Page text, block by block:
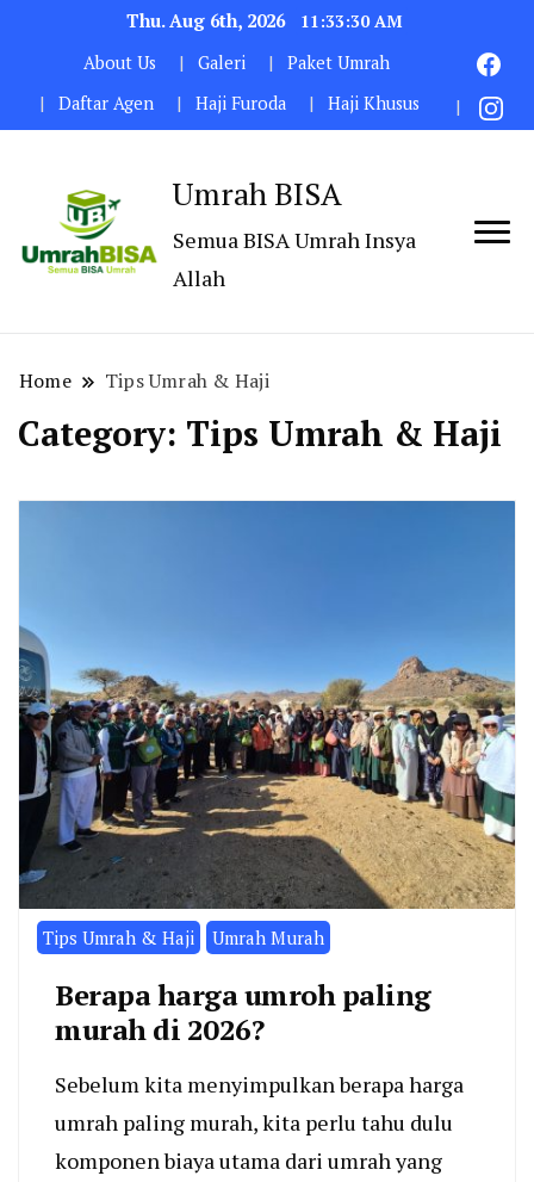
Thu. Aug 6th, 2026
11:33:32 AM
About Us
Galeri
Paket Umrah
Daftar Agen
Haji Furoda Haji Khusus
Umrah BISA
Semua BISA Umrah Insya
Allah
Home Tips Umrah & Haji
Category: Tips Umrah & Haji
Tips Umrah & Haji Umrah Murah
Berapa harga umroh paling
murah di 2026?
Sebelum kita menyimpulkan berapa harga
umrah paling murah, kita perlu tahu dulu
komponen biaya utama dari umrah yang